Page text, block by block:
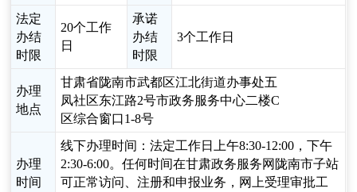
法定
办结
时限
20个工作
日
承诺
办结
时限
3个工作日
办理
地点
甘肃省陇南市武都区江北街道办事处五
凤社区东江路2号市政务服务中心二楼C
区综合窗口1-8号
办理
时间
线下办理时间：法定工作日上午8:30-12:00，下午
2:30-6:00。任何时间在甘肃政务服务网陇南市子站
可正常访问、注册和申报业务，网上受理审批工